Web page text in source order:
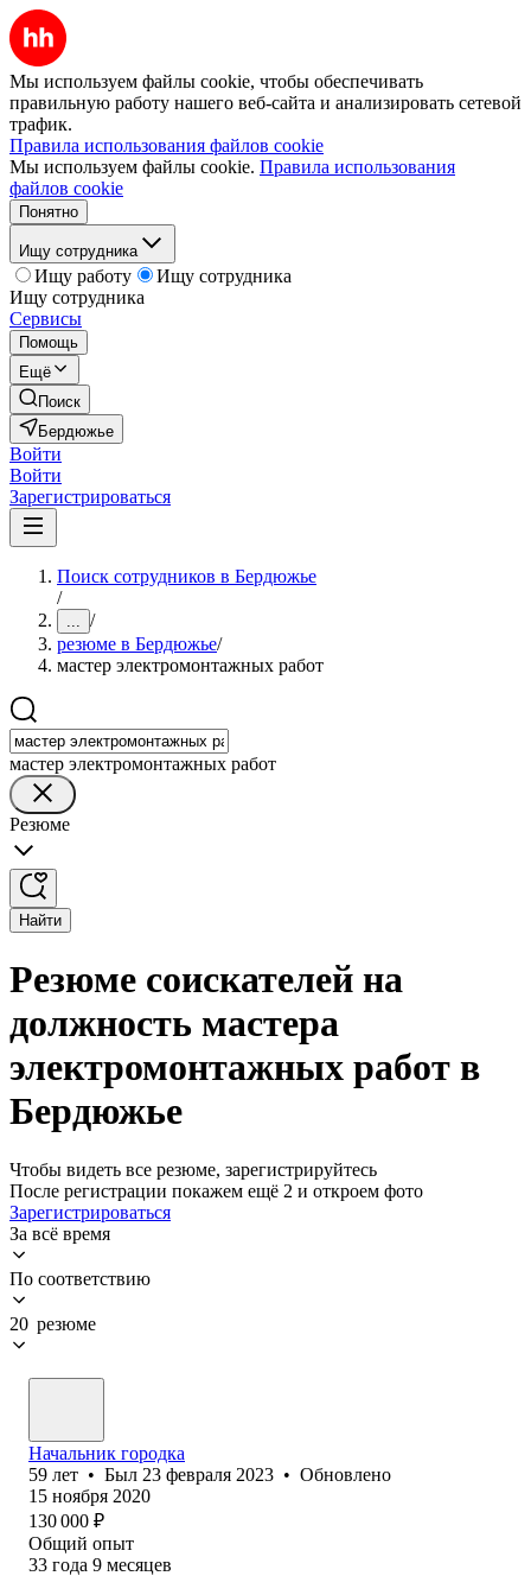
Мы используем файлы cookie, чтобы обеспечивать
правильную работу нашего веб-сайта и анализировать сетевой
трафик.
Правила использования файлов cookie
Мы используем файлы cookie. Правила использования
файлов cookie
Понятно
Ищу сотрудника
Ищу работу
Ищу сотрудника
Ищу сотрудника
Сервисы
Помощь
Ещё
Поиск
Бердюжье
Войти
Войти
Зарегистрироваться
Поиск сотрудников в Бердюжье
/
... /
резюме в Бердюжье/
мастер электромонтажных работ
мастер электромонтажных работ
Резюме
Найти
Резюме соискателей на
должность мастера
электромонтажных работ в
Бердюжье
Чтобы видеть все резюме, зарегистрируйтесь
После регистрации покажем ещё 2 и откроем фото
Зарегистрироваться
За всё время
По соответствию
20 резюме
Начальник городка
59 лет • Был 23 февраля 2023 • Обновлено
15 ноября 2020
130 000 ₽
Общий опыт
33 года 9 месяцев